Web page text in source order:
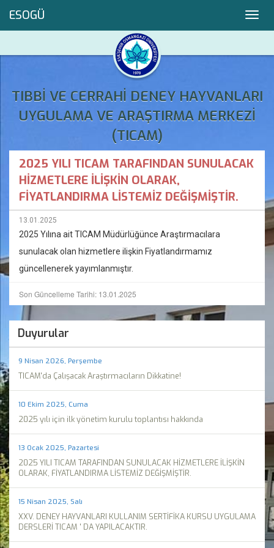
ESOGÜ
TIBBİ VE CERRAHİ DENEY HAYVANLARI
UYGULAMA VE ARAŞTIRMA MERKEZİ
(TICAM)
2025 YILI TICAM TARAFINDAN SUNULACAK
HİZMETLERE İLİŞKİN OLARAK,
FİYATLANDIRMA LİSTEMİZ DEĞİŞMİŞTİR.
13.01.2025
2025 Yılına ait TICAM Müdürlüğünce Araştırmacılara
sunulacak olan hizmetlere ilişkin Fiyatlandırmamız
güncellenerek yayımlanmıştır.
Son Güncelleme Tarihi: 13.01.2025
Duyurular
9 Nisan 2026, Perşembe
TICAM'da Çalışacak Araştırmacıların Dikkatine!
10 Ekim 2025, Cuma
2025 yılı için ilk yönetim kurulu toplantısı hakkında
13 Ocak 2025, Pazartesi
2025 YILI TICAM TARAFINDAN SUNULACAK HİZMETLERE İLİŞKİN
OLARAK, FİYATLANDIRMA LİSTEMİZ DEĞİŞMİŞTİR.
15 Nisan 2025, Salı
XXV. DENEY HAYVANLARI KULLANIM SERTİFİKA KURSU UYGULAMA
DERSLERİ TICAM ' DA YAPILACAKTIR.